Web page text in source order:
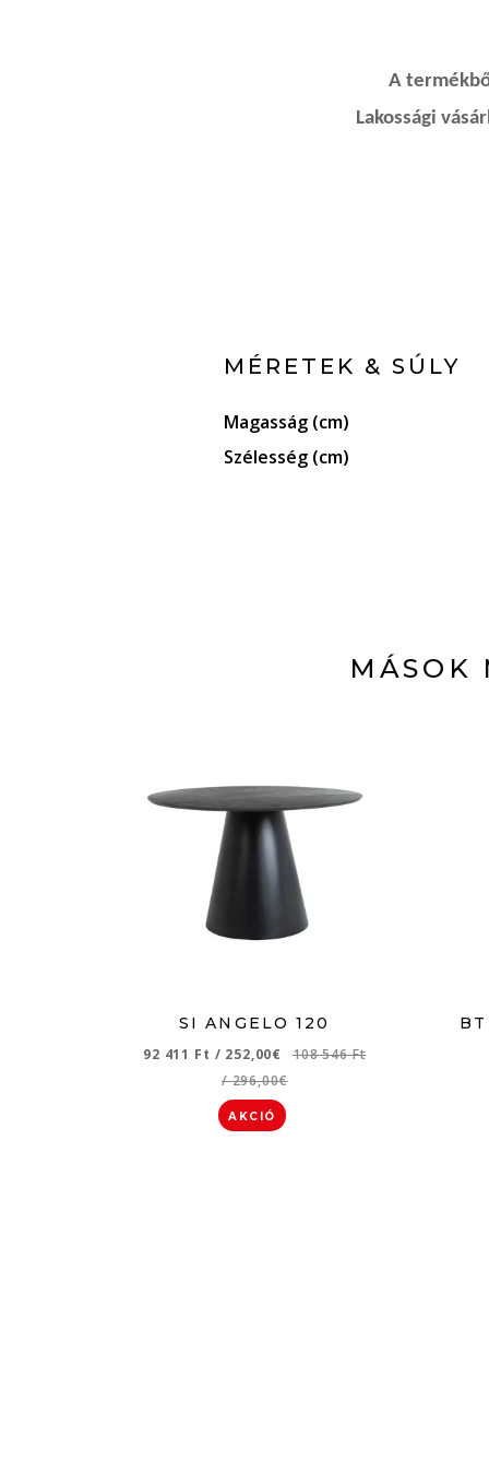
A
Lakossági
MÉRETEK & SÚLY
Magasság (cm)
Szélesség (cm)
MÁSOK
SI ANGELO 120
92 411 Ft / 252,00€
108 546 Ft
/ 296,00€
AKCIÓ